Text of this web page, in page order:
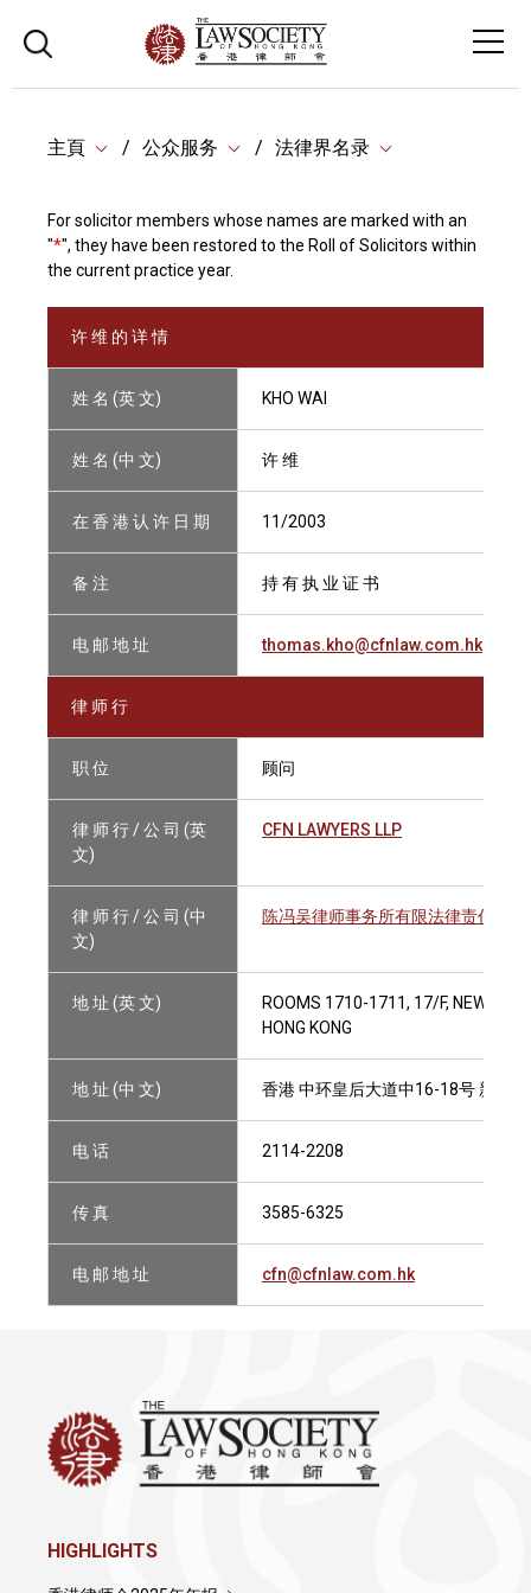
主頁 公众服务 法律界名录
For solicitor members whose names are marked with an
"*", they have been restored to the Roll of Solicitors within
the current practice year.
许 维 的 详 情
姓 名 (英 文) KHO WAI
姓 名 (中 文) 许 维
在 香 港 认 许 日 期 11/2003
备 注 持 有 执 业 证 书
电 邮 地 址 thomas.kho@cfnlaw.com.hk
律 师 行
职 位 顾问
律 师 行 / 公 司 (英
文)
CFN LAWYERS LLP
律 师 行 / 公 司 (中
文)
陈冯吴律师事务所有限法律责任合伙
地 址 (英 文)
ROOMS 1710-1711, 17/F, NEW
HONG KONG
地 址 (中 文) 香港 中环皇后大道中16-18号 新世
电 话 2114-2208
传 真 3585-6325
电 邮 地 址 cfn@cfnlaw.com.hk
HIGHLIGHTS